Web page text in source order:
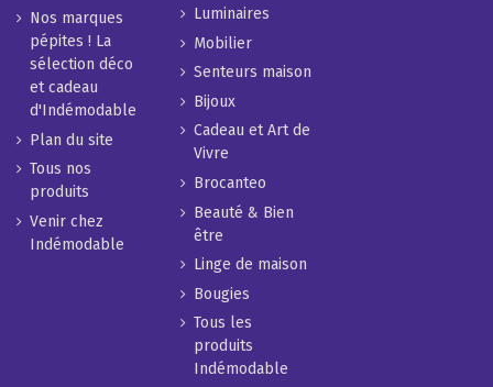
Nos marques
pépites ! La
sélection déco
et cadeau
d'Indémodable
Plan du site
Tous nos
produits
Venir chez
Indémodable
Luminaires
Mobilier
Senteurs maison
Bijoux
Cadeau et Art de
Vivre
Brocanteo
Beauté & Bien
être
Linge de maison
Bougies
Tous les
produits
Indémodable